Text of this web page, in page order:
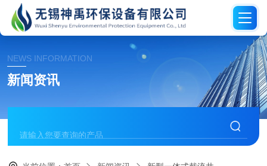
NEWS INFORMATION
新闻资讯